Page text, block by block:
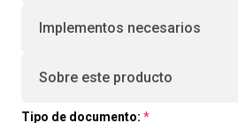
Implementos necesarios
Sobre este producto
Tipo de documento: